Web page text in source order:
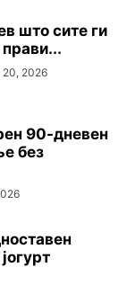
што сите ги
20, 2026
90-дневен
без